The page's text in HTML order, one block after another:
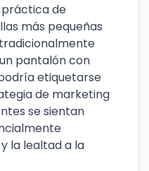
práctica de
más pequeñas
pantalón con
etiquetarse
de marketing
se sientan
la lealtad a la